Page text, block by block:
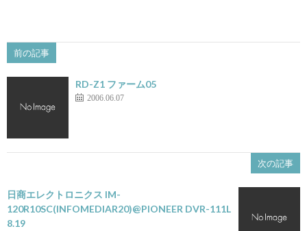
前の記事
RD-Z1 ファーム05
2006.06.07
次の記事
日商エレクトロニクス IM-
120R10SC(INFOMEDIAR20)@PIONEER DVR-111L
8.19